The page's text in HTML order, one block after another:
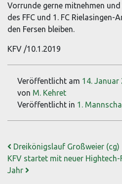
Vorrunde gerne mitnehmen
des FFC und 1. FC
den Fersen bleiben.
KFV /10.1.2019
Veröffentlicht am 14. Januar
von M. Kehret
Veröffentlicht in 1.
Beitrags-Navigation
Dreikönigslauf Großweier (cg)
KFV startet mit neuer
Jahr